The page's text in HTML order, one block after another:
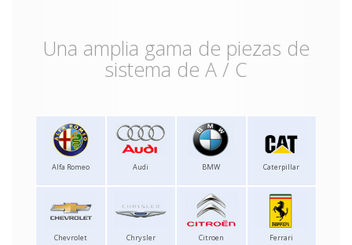
Una amplia gama de piezas de
sistema de A / C
Alfa Romeo Audi BMW Caterpillar
Chevrolet Chrysler Citroen Ferrari